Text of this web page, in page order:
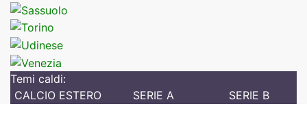
Temi caldi:
CALCIO ESTERO
SERIE A SERIE B